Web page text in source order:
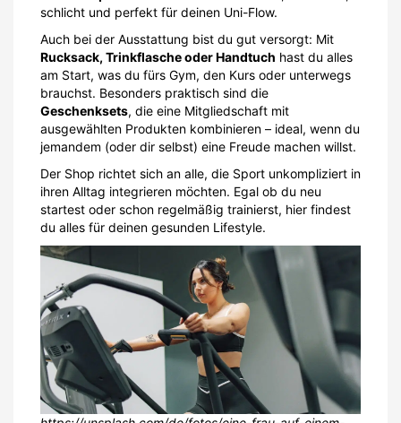
schlicht und perfekt für deinen Uni-Flow.
Auch bei der Ausstattung bist du gut versorgt: Mit
Rucksack, Trinkflasche oder Handtuch hast du alles
am Start, was du fürs Gym, den Kurs oder unterwegs
brauchst. Besonders praktisch sind die
Geschenksets, die eine Mitgliedschaft mit
ausgewählten Produkten kombinieren – ideal, wenn du
jemandem (oder dir selbst) eine Freude machen willst.
Der Shop richtet sich an alle, die Sport unkompliziert in
ihren Alltag integrieren möchten. Egal ob du neu
startest oder schon regelmäßig trainierst, hier findest
du alles für deinen gesunden Lifestyle.